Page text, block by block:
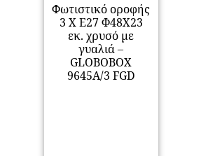
Φωτιστικό οροφής
3 Χ Ε27 Φ48Χ23
εκ. χρυσό με
γυαλιά –
GLOBOBOX
9645A/3 FGD